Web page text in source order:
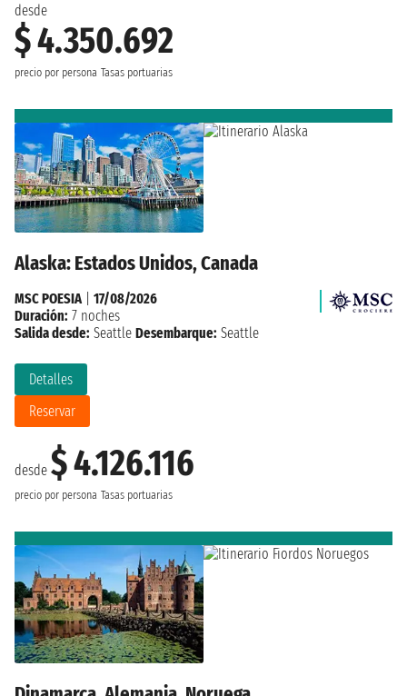
desde
$ 4.350.692
precio por persona Tasas portuarias
Alaska: Estados Unidos, Canada
desde $ 4.126.116
precio por persona Tasas portuarias
Detalles
Reservar
MSC POESIA| 17/08/2026
Duración: 7 noches
Salida desde: Seattle Desembarque: Seattle